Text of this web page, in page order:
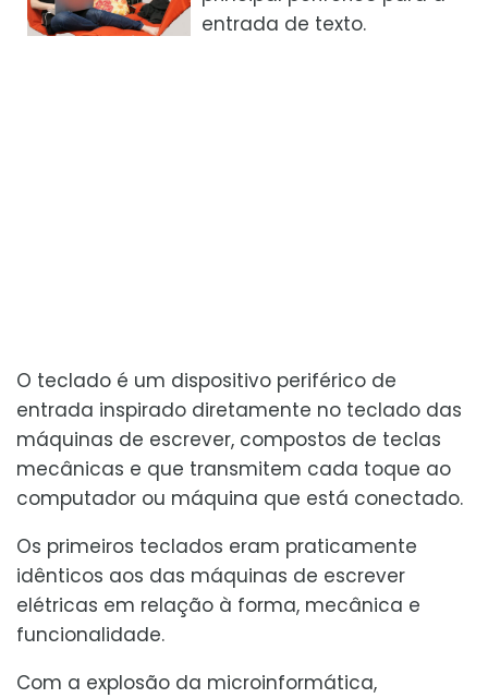
entrada de texto.
O teclado é um dispositivo periférico de
entrada inspirado diretamente no teclado das
máquinas de escrever, compostos de teclas
mecânicas e que transmitem cada toque ao
computador ou máquina que está conectado.
Os primeiros teclados eram praticamente
idênticos aos das máquinas de escrever
elétricas em relação à forma, mecânica e
funcionalidade.
Com a explosão da microinformática,